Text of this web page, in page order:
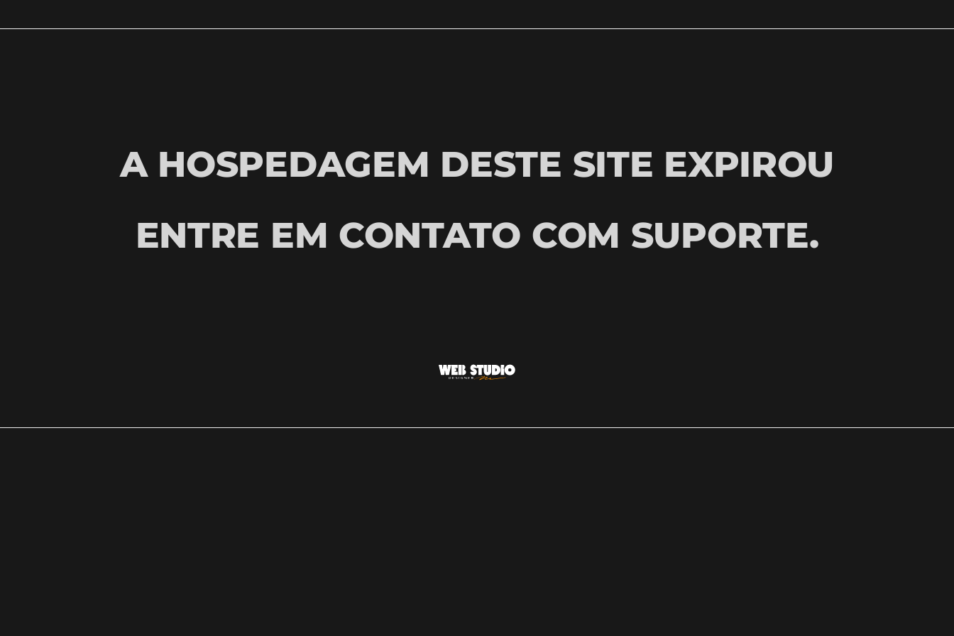
A HOSPEDAGEM DESTE SITE EXPIROU
ENTRE EM CONTATO COM SUPORTE.